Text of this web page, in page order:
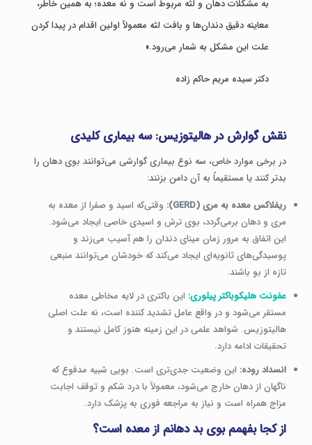
به مشکلات دهان و لثه مربوط است و نه معده؛ به همین خاطر،
معاینه دقیق دندان‌ها و بافت لثه معمولاً اولین اقدام در پیدا کردن
علت این مشکل به شمار می‌رود.»
دکتر سیده مریم حاکم زاده
نقش گوارش در هالیتوزیس: سه بیماری کلیدی
در برخی موارد خاص، سه نوع بیماری گوارشی می‌توانند بوی دهان را
بدتر کنند یا مستقیماً به آن دامن بزنند:
ریفلاکس معده به مری (GERD):
وقتی‌که اسید و صفرا از معده به
مری و دهان برمی‌گردد، بوی ترش و اسیدی خاصی ایجاد می‌شود.
این اتفاق به مرور زمان مینای دندان را هم آسیب می‌زند و
پوسیدگی‌های ثانویه‌ای ایجاد می‌کند که خودشان می‌توانند منبعی
تازه از بو باشند.
عفونت هلیکوباکتر پیلوری: این باکتری در لایه مخاطی معده
مستقر می‌شود و در واقع عامل تشدید کننده است، نه علت اصلی
هالیتوزیس. شواهد علمی در این زمینه هنوز کامل نیستند و
تحقیقات ادامه دارد.
انسداد روده: این وضعیت جدی‌تری است. بویی شبیه مدفوع که
ناگهان از دهان خارج می‌شود، معمولاً با درد شکم و توقف اجابت
مزاج همراه است و نیاز به مراجعه فوری به پزشک دارد.
از کجا بفهمم بوی بد دهانم از معده است؟